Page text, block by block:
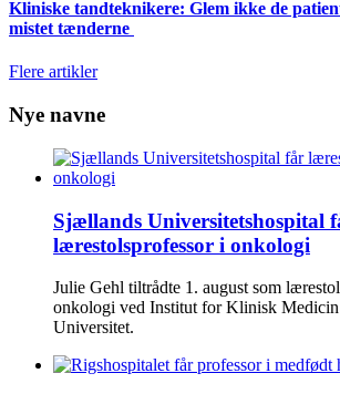
Kliniske tandteknikere: Glem ikke de
mistet tænderne
Flere artikler
Nye navne
Sjællands Universitetshospital
lærestolsprofessor i onkologi
Julie Gehl tiltrådte 1. august som
onkologi ved Institut for Klinisk
Universitet.